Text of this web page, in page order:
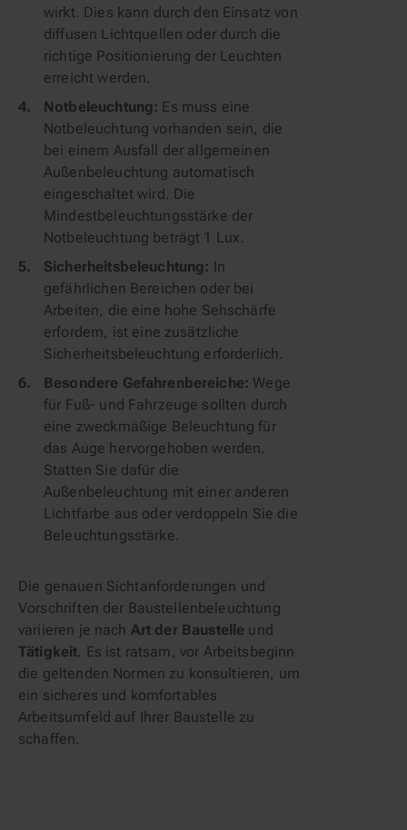
wirkt. Dies kann durch den Einsatz von
diffusen Lichtquellen oder durch die
richtige Positionierung der Leuchten
erreicht werden.
Notbeleuchtung: Es muss eine
Notbeleuchtung vorhanden sein, die
bei einem Ausfall der allgemeinen
Außenbeleuchtung automatisch
eingeschaltet wird. Die
Mindestbeleuchtungsstärke der
Notbeleuchtung beträgt 1 Lux.
Sicherheitsbeleuchtung: In
gefährlichen Bereichen oder bei
Arbeiten, die eine hohe Sehschärfe
erfordern, ist eine zusätzliche
Sicherheitsbeleuchtung erforderlich.
Besondere Gefahrenbereiche: Wege
für Fuß- und Fahrzeuge sollten durch
eine zweckmäßige Beleuchtung für
das Auge hervorgehoben werden.
Statten Sie dafür die
Außenbeleuchtung mit einer anderen
Lichtfarbe aus oder verdoppeln Sie die
Beleuchtungsstärke.
Die genauen Sichtanforderungen und
Vorschriften der Baustellenbeleuchtung
variieren je nach Art der Baustelle und
Tätigkeit. Es ist ratsam, vor Arbeitsbeginn
die geltenden Normen zu konsultieren, um
ein sicheres und komfortables
Arbeitsumfeld auf Ihrer Baustelle zu
schaffen.